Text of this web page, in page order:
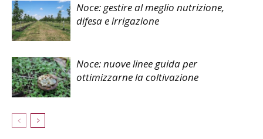
Noce: gestire al meglio nutrizione,
difesa e irrigazione
Noce: nuove linee guida per
ottimizzarne la coltivazione